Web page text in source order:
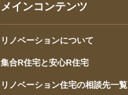
メインコンテンツ
リノベーションについて
集合R住宅と安心R住宅
リノベーション住宅の相談先一覧